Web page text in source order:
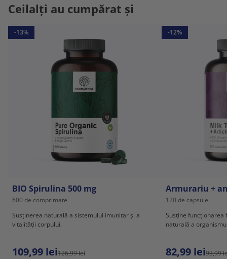
Ceilalți au cumpărat și
-13%
BIO Spirulina 500 mg
600 de comprimate
Susținerea naturală a sistemului imunitar și a
vitalității corpului.
109,99 lei126,99 lei
-12%
Armurariu +
120 de capsule
Susține
naturală a
82,99 lei93,99